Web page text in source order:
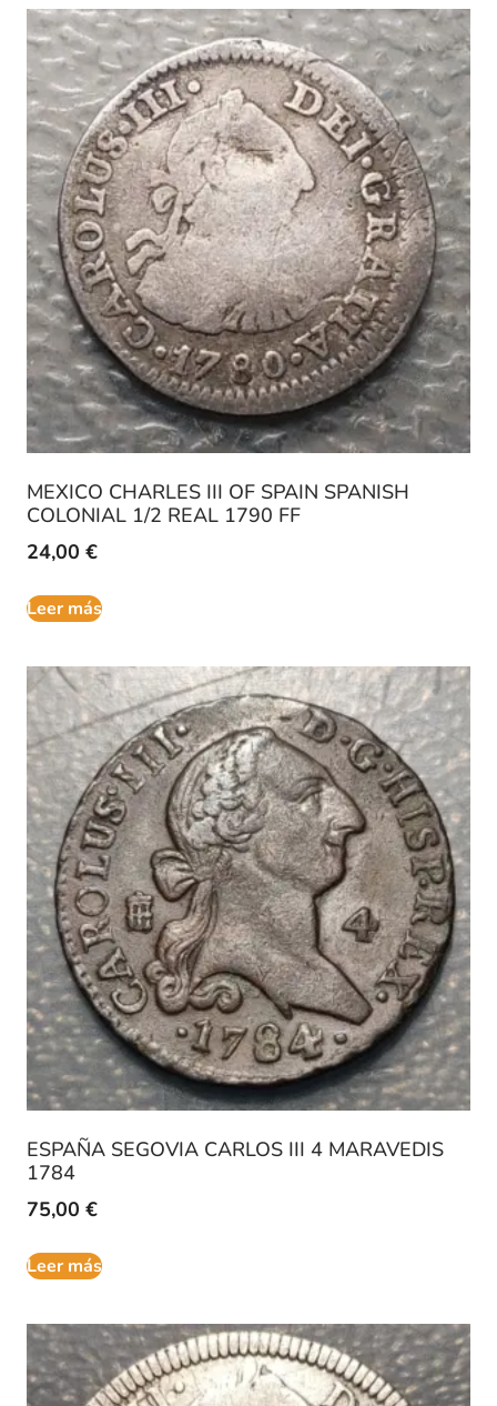
MEXICO CHARLES III OF SPAIN SPANISH
COLONIAL 1/2 REAL 1790 FF
24,00 €
Leer más
ESPAÑA SEGOVIA CARLOS III 4 MARAVEDIS
1784
75,00 €
Leer más